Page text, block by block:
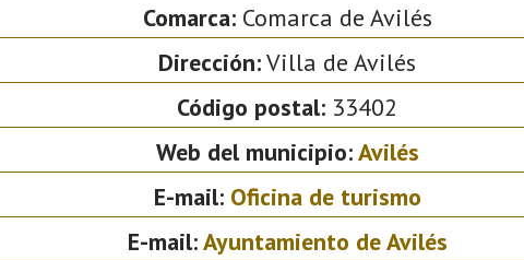
Comarca:Comarca de Avilés
Dirección:Villa de Avilés
Código postal: 33402
Web del municipio:Avilés
E-mail: Oficina de turismo
E-mail:Ayuntamiento de Avilés